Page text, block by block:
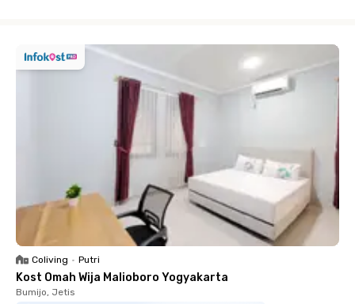
Coliving • Putri
Kost Omah Wija Malioboro Yogyakarta
Bumijo, Jetis